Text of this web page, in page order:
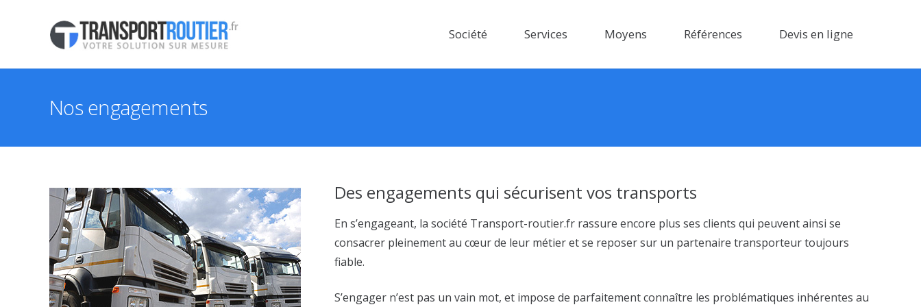
Société Services Moyens Références Devis en ligne
Nos engagements
Des engagements qui sécurisent vos transports
En s’engageant, la société Transport-routier.fr rassure encore plus ses clients qui peuvent ainsi se
consacrer pleinement au cœur de leur métier et se reposer sur un partenaire transporteur toujours
fiable.
S’engager n’est pas un vain mot, et impose de parfaitement connaître les problématiques inhérentes au